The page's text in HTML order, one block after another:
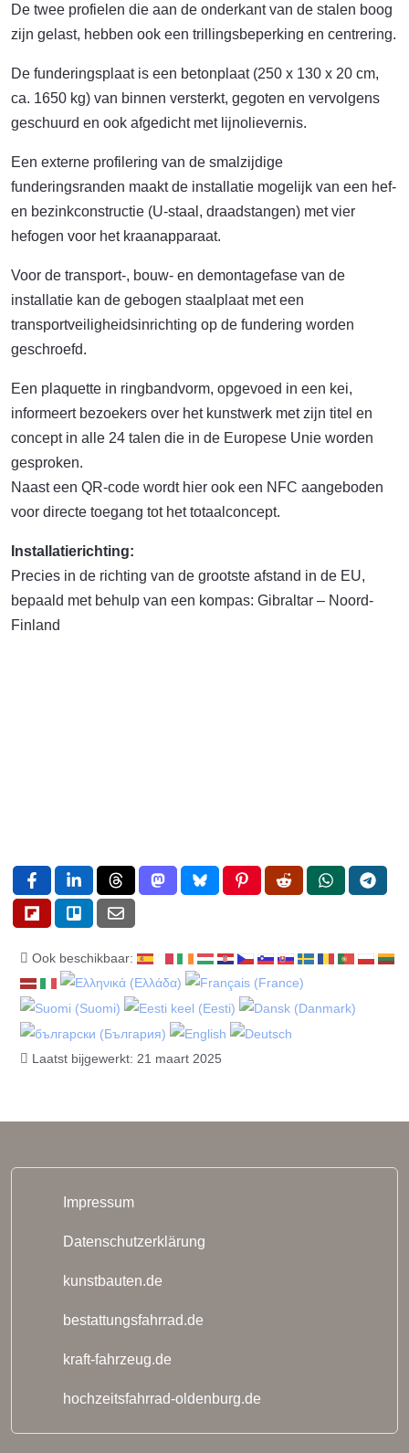
De twee profielen die aan de onderkant van de stalen boog
zijn gelast, hebben ook een trillingsbeperking en centrering.
De funderingsplaat is een betonplaat (250 x 130 x 20 cm,
ca. 1650 kg) van binnen versterkt, gegoten en vervolgens
geschuurd en ook afgedicht met lijnolievernis.
Een externe profilering van de smalzijdige
funderingsranden maakt de installatie mogelijk van een hef-
en bezinkconstructie (U-staal, draadstangen) met vier
hefogen voor het kraanapparaat.
Voor de transport-, bouw- en demontagefase van de
installatie kan de gebogen staalplaat met een
transportveiligheidsinrichting op de fundering worden
geschroefd.
Een plaquette in ringbandvorm, opgevoed in een kei,
informeert bezoekers over het kunstwerk met zijn titel en
concept in alle 24 talen die in de Europese Unie worden
gesproken.
Naast een QR-code wordt hier ook een NFC aangeboden
voor directe toegang tot het totaalconcept.
Installatierichting:
Precies in de richting van de grootste afstand in de EU,
bepaald met behulp van een kompas: Gibraltar – Noord-
Finland
Ook beschikbaar:
Laatst bijgewerkt: 21 maart 2025
Impressum
Datenschutzerklärung
kunstbauten.de
bestattungsfahrrad.de
kraft-fahrzeug.de
hochzeitsfahrrad-oldenburg.de